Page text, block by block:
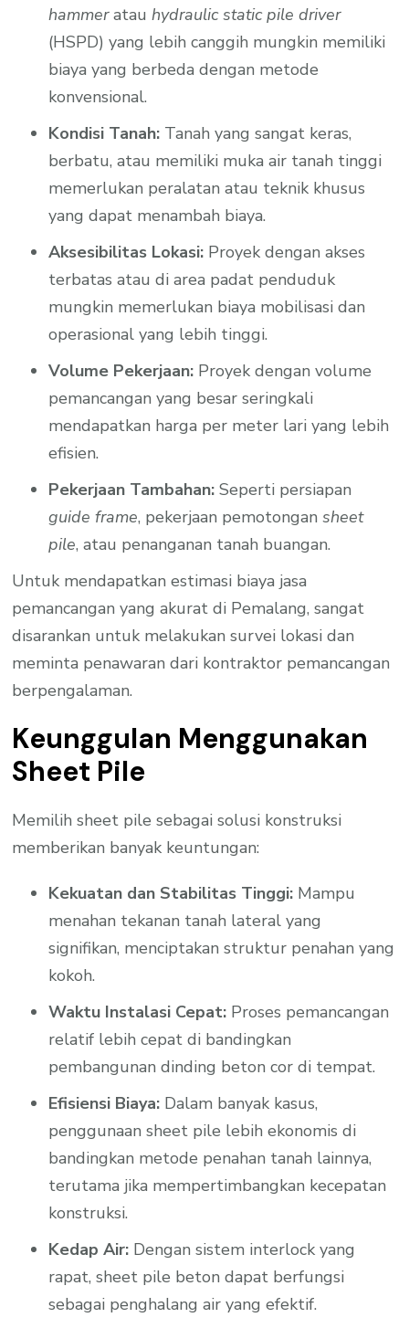
hammeratauhydraulic static pile driver
(HSPD) yang lebih canggih mungkin memiliki
biaya yang berbeda dengan metode
konvensional.
Kondisi Tanah: Tanah yang sangat keras,
berbatu, atau memiliki muka air tanah tinggi
memerlukan peralatan atau teknik khusus
yang dapat menambah biaya.
Aksesibilitas Lokasi: Proyek dengan akses
terbatas atau di area padat penduduk
mungkin memerlukan biaya mobilisasi dan
operasional yang lebih tinggi.
Volume Pekerjaan: Proyek dengan volume
pemancangan yang besar seringkali
mendapatkan harga per meter lari yang lebih
efisien.
Pekerjaan Tambahan: Seperti persiapan
guide frame, pekerjaan pemotongansheet
pile, atau penanganan tanah buangan.
Untuk mendapatkan estimasi biaya jasa
pemancangan yang akurat di Pemalang, sangat
disarankan untuk melakukan survei lokasi dan
meminta penawaran dari kontraktor pemancangan
berpengalaman.
Keunggulan Menggunakan
Sheet Pile
Memilih sheet pile sebagai solusi konstruksi
memberikan banyak keuntungan:
Kekuatan dan Stabilitas Tinggi: Mampu
menahan tekanan tanah lateral yang
signifikan, menciptakan struktur penahan yang
kokoh.
Waktu Instalasi Cepat: Proses pemancangan
relatif lebih cepat di bandingkan
pembangunan dinding beton cor di tempat.
Efisiensi Biaya: Dalam banyak kasus,
penggunaan sheet pile lebih ekonomis di
bandingkan metode penahan tanah lainnya,
terutama jika mempertimbangkan kecepatan
konstruksi.
Kedap Air: Dengan sistem interlock yang
rapat, sheet pile beton dapat berfungsi
sebagai penghalang air yang efektif.